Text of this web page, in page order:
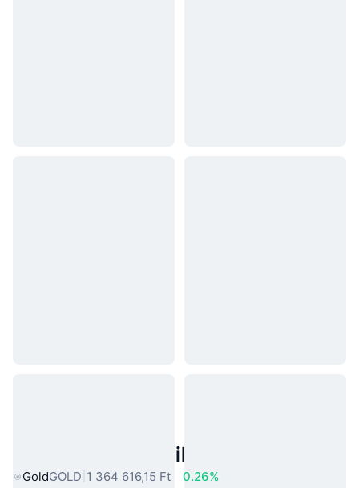
Népszerű Való Világbeli Eszközök
GoldGOLD 1 364 616,15 Ft
0.26%